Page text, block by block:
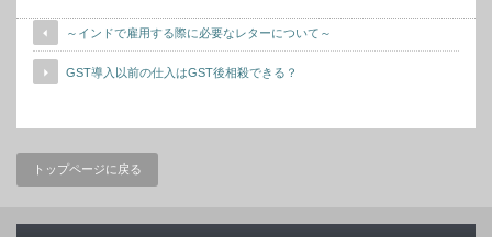
～インドで雇用する際に必要なレターについて～
GST導入以前の仕入はGST後相殺できる？
トップページに戻る